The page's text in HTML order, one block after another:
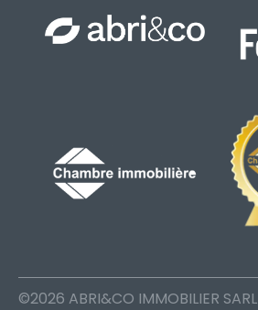
©2026 ABRI&CO IMMOBILIER SARL